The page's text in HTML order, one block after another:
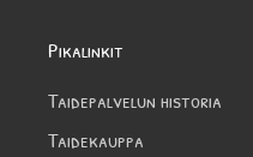
Pikalinkit
Taidepalvelun historia
Taidekauppa